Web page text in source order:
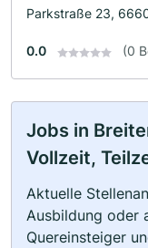
Parkstraße 23,
0.0 (0
Jobs in
Vollzeit,
Aktuelle
Ausbildung oder
Quereinsteiger